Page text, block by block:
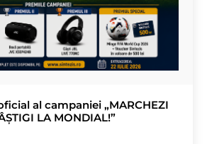
al campaniei „MARCHEZI
LA MONDIAL!”